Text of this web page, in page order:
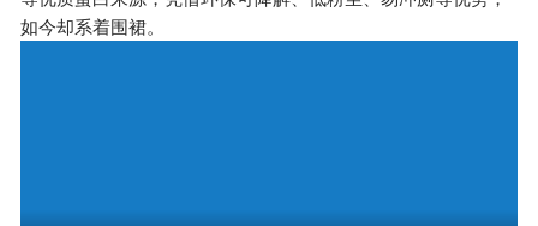
如今却系着围裙。